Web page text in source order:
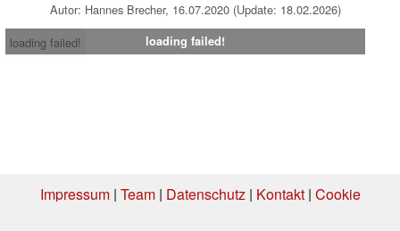
Autor: Hannes Brecher, 16.07.2020 (Update: 18.02.2026)
loading failed!
loading failed!
Impressum| Team| Datenschutz| Kontakt| Cookie